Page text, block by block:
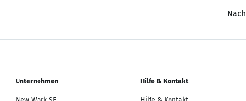
Unternehmen Hilfe & Kontakt